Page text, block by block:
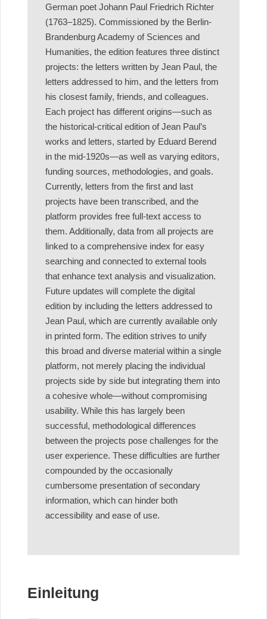
German poet Johann Paul Friedrich Richter
(1763–1825). Commissioned by the Berlin-
Brandenburg Academy of Sciences and
Humanities, the edition features three distinct
projects: the letters written by Jean Paul, the
letters addressed to him, and the letters from
his closest family, friends, and colleagues.
Each project has different origins—such as
the historical-critical edition of Jean Paul’s
works and letters, started by Eduard Berend
in the mid-1920s—as well as varying editors,
funding sources, methodologies, and goals.
Currently, letters from the first and last
projects have been transcribed, and the
platform provides free full-text access to
them. Additionally, data from all projects are
linked to a comprehensive index for easy
searching and connected to external tools
that enhance text analysis and visualization.
Future updates will complete the digital
edition by including the letters addressed to
Jean Paul, which are currently available only
in printed form. The edition strives to unify
this broad and diverse material within a single
platform, not merely placing the individual
projects side by side but integrating them into
a cohesive whole—without compromising
usability. While this has largely been
successful, methodological differences
between the projects pose challenges for the
user experience. These difficulties are further
compounded by the occasionally
cumbersome presentation of secondary
information, which can hinder both
accessibility and ease of use.
Einleitung